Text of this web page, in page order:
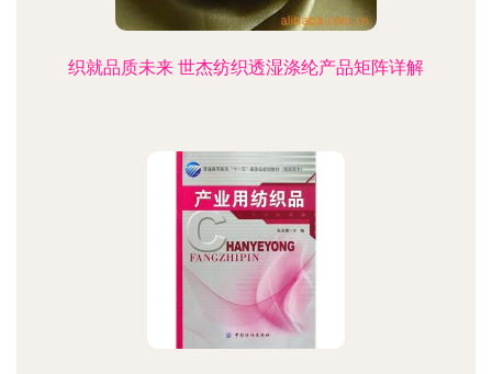
织就品质未来 世杰纺织透湿涤纶产品矩阵详解